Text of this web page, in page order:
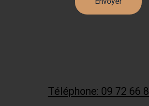
Téléphone: 09 72 66